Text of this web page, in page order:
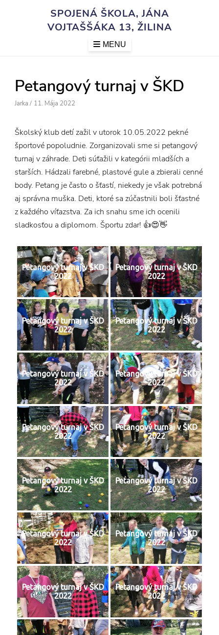
SPOJENÁ ŠKOLA, JÁNA
VOJTAŠŠÁKA 13, ŽILINA
MENU
Petangový turnaj v ŠKD
Author
Jarka / Posted
11. Mája 2022
Školský klub detí zažil v utorok 10.05.2022 pekné
športové popoludnie. Zorganizovali sme si petangový
turnaj v záhrade. Deti súťažili v kategórii mladších a
starších. Hádzali farebné, plastové gule a zbierali cenné
body. Petang je často o šťastí, niekedy je však potrebná
aj správna muška. Deti, ktoré sa zúčastnili boli šťastné
z každého víťazstva. Za ich snahu sme ich ocenili
sladkosťou a diplomom. Športu zdar! 👍😍👋
Petangový turnaj v ŠKD
2022
Petangový turnaj v ŠKD
2022
Petangový turnaj v ŠKD
2022
Petangový turnaj v ŠKD
2022
Petangový turnaj v ŠKD
2022
Petangový turnaj v ŠKD
2022
Petangový turnaj v ŠKD
2022
Petangový turnaj v ŠKD
2022
Petangový turnaj v ŠKD
2022
Petangový turnaj v ŠKD
2022
Petangový turnaj v ŠKD
2022
Petangový turnaj v ŠKD
2022
Petangový turnaj v ŠKD
2022
Petangový turnaj v ŠKD
2022